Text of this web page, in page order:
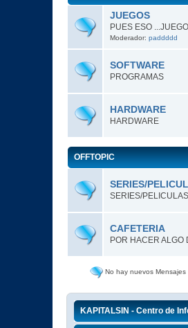
JUEGOS
PUES ESO
Moderador: paddddd
SOFTWARE
PROGRAMAS
HARDWARE
HARDWARE
OFFTOPIC
SERIES/
SERIES/PELICULAS
CAFETERIA
POR HACER ALGO
No hay nuevos Mensajes
KAPITALSIN - Centro de